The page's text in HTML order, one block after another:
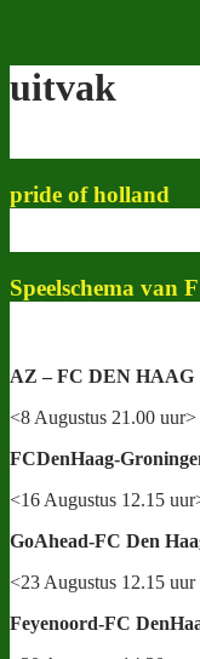
uitvak
pride of holland
Speelschema van
AZ – FC DEN HAAG
<8 Augustus 21.00 uur>
FCDenHaag-
<16 Augustus 12.15
GoAhead-FC Den
<23 Augustus 12.15 uur
Feyenoord-FC